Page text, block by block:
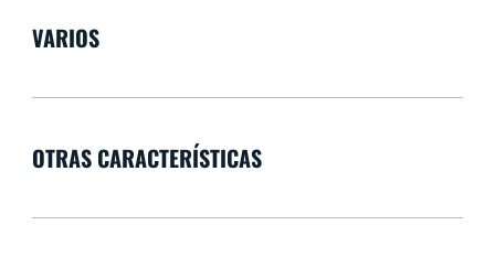
VARIOS
OTRAS CARACTERÍSTICAS